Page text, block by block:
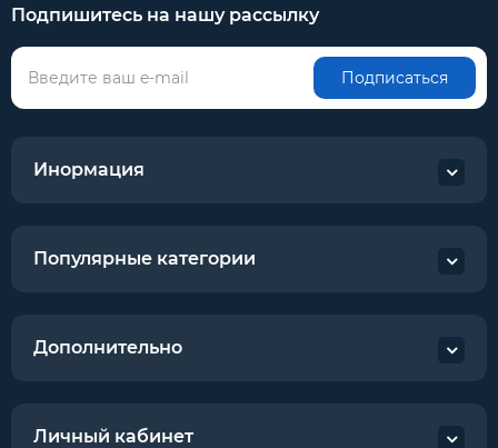
Подпишитесь на нашу рассылку
Подписаться
Инормация
Популярные категории
Дополнительно
Личный кабинет